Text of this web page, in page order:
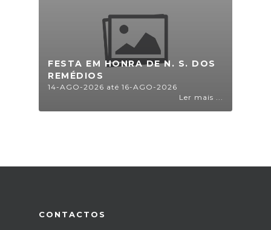
FESTA EM HONRA DE N. S. DOS
REMÉDIOS
14-AGO-2026 até 16-AGO-2026
Ler mais ...
CONTACTOS